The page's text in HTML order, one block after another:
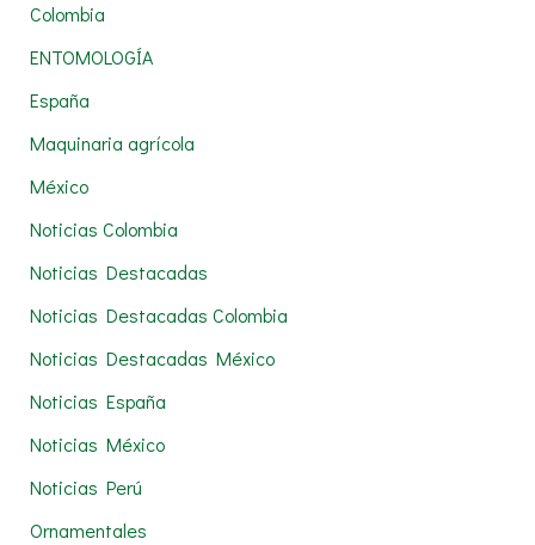
o
r
:
Colombia
ENTOMOLOGÍA
España
Maquinaria agrícola
México
Noticias Colombia
Noticias Destacadas
Noticias Destacadas Colombia
Noticias Destacadas México
Noticias España
Noticias México
Noticias Perú
Ornamentales